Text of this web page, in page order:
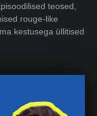
teosed,
rouge-like
kestusega üllitised